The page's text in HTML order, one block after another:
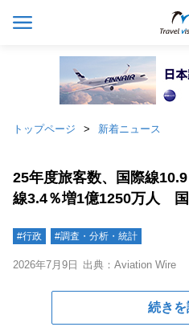
トップページ 新着ニュース
25年度旅客数、国際線
線3.4％増1億1250万人
#行政 #調査・分析・統計
2026年7月9日 出典：Aviation Wire
続き